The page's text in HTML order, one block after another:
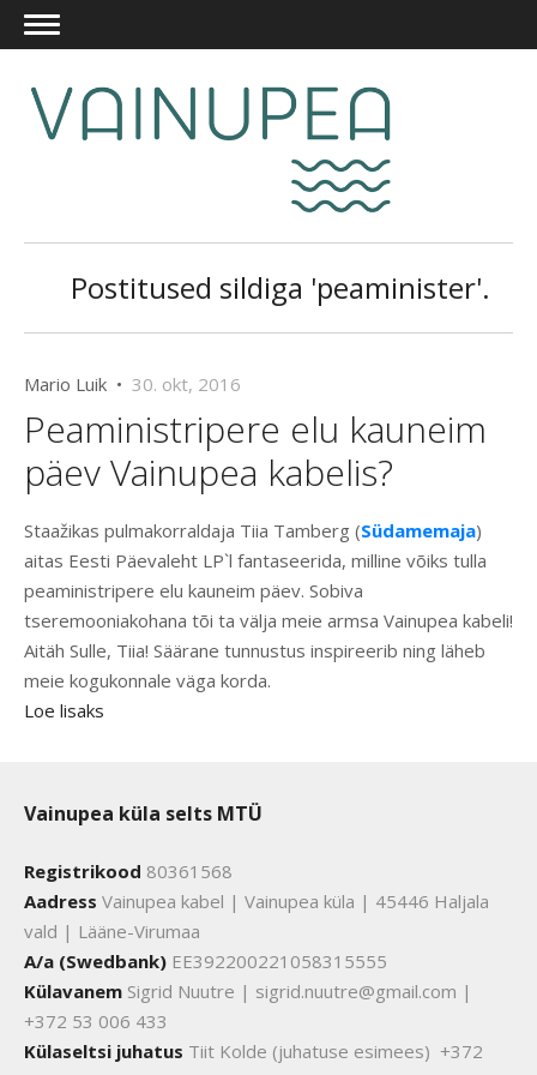
Postitused sildiga 'peaminister'.
Mario Luik • 30. okt, 2016
Peaministripere elu kauneim
päev Vainupea kabelis?
Staažikas pulmakorraldaja Tiia Tamberg (Südamemaja)
aitas Eesti Päevaleht LP`l fantaseerida, milline võiks tulla
peaministripere elu kauneim päev. Sobiva
tseremooniakohana tõi ta välja meie armsa Vainupea kabeli!
Aitäh Sulle, Tiia! Säärane tunnustus inspireerib ning läheb
meie kogukonnale väga korda.
Loe lisaks
Vainupea küla selts MTÜ
Registrikood 80361568
Aadress Vainupea kabel | Vainupea küla | 45446 Haljala
vald | Lääne-Virumaa
A/a (Swedbank) EE392200221058315555
Külavanem Sigrid Nuutre | sigrid.nuutre@gmail.com |
+372 53 006 433
Külaseltsi juhatus Tiit Kolde (juhatuse esimees) +372